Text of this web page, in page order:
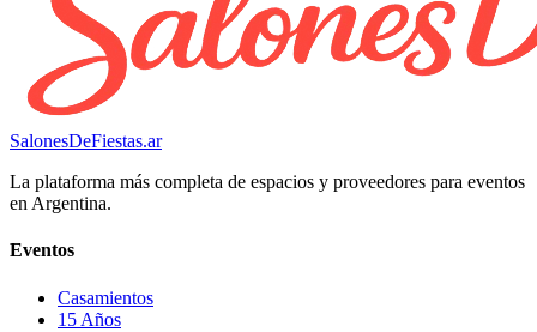
SalonesDeFiestas.ar
La plataforma más completa de espacios y proveedores para eventos
en Argentina.
Eventos
Casamientos
15 Años